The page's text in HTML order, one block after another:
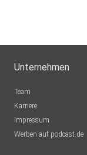
Unternehmen
Team
Karriere
Impressum
Werben auf podcast.de